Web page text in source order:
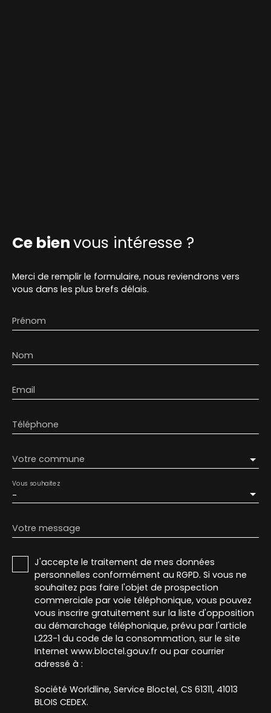
Ce bienvous intéresse ?
Merci de remplir le formulaire, nous reviendrons vers
vous dans les plus brefs délais.
Prénom
Nom
Email
Téléphone
Votre commune
-
Vous souhaitez
Votre message
J'accepte le traitement de mes données
personnelles conformément au RGPD. Si vous ne
souhaitez pas faire l'objet de prospection
commerciale par voie téléphonique, vous pouvez
vous inscrire gratuitement sur la liste d'opposition
au démarchage téléphonique, prévu par l'article
L223-1 du code de la consommation, sur le site
Internet www.bloctel.gouv.fr ou par courrier
adressé à :
Société Worldline, Service Bloctel, CS 61311, 41013
BLOIS CEDEX.